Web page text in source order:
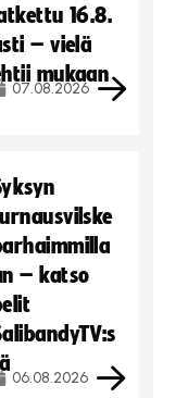
16.8.
– vielä
mukaan
07.08.2026
– katso
06.08.2026